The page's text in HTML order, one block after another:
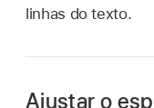
linhas do texto.
Ajustar o